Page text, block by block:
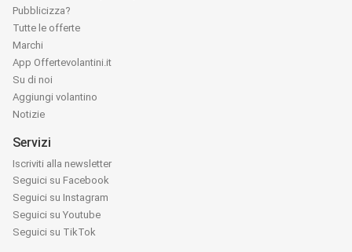
Pubblicizza?
Tutte le offerte
Marchi
App Offertevolantini.it
Su di noi
Aggiungi volantino
Notizie
Servizi
Iscriviti alla newsletter
Seguici su Facebook
Seguici su Instagram
Seguici su Youtube
Seguici su TikTok